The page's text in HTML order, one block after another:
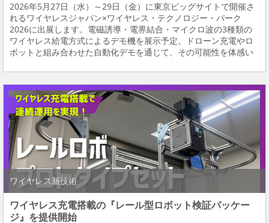
2026年5月27日（水）～29日（金）に東京ビッグサイトで開催さ
れるワイヤレスジャパン×ワイヤレス・テクノロジー・パーク
2026に出展します。電磁誘導・電界結合・マイクロ波の3種類の
ワイヤレス給電方式によるデモ機を展示予定。ドローン充電やロ
ボットと組み合わせた自動化デモを通じて、その可能性を体感い
磁誘導方式） 犬型ロボットにドローンス...
ワイヤレス新技術
ワイヤレス充電搭載の『レール型ロボット検証パッケー
ジ』を提供開始